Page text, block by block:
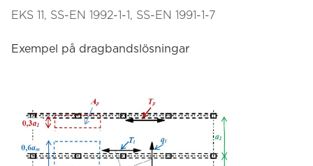
EKS 11, SS-EN 1992-1-1, SS-EN 1991-1-7
Exempel på dragbandslösningar